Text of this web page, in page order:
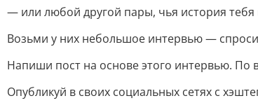
— или любой другой пары, чья история тебя
Возьми у них небольшое интервью —
Напиши пост на основе этого интервью. По
Опубликуй в своих социальных сетях с